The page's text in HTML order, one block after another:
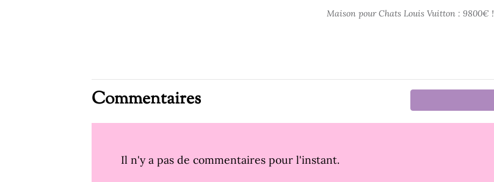
Maison pour Chats Louis Vuitton : 9800€ !
Commentaires
Il n'y a pas de commentaires pour l'instant.